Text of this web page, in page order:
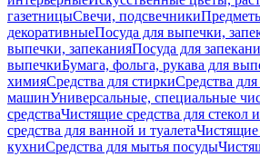
газетницыСвечи, подсвечники
декоративныеПосуда для выпечки,
выпечки, запеканияПосуда для
выпечкиБумага, фольга, рукава для
химияСредства для стиркиСредства
машинУниверсальные, специальные
средстваЧистящие средства для стекол
средства для ванной и туалетаЧистящие
кухниСредства для мытья посуды